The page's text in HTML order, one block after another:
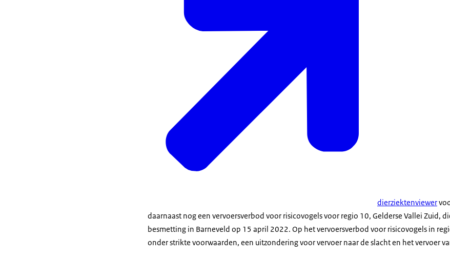
dierziektenviewer
daarnaast nog een vervoersverbod voor risicovogels voor regio 10, Gelderse Vallei Zuid,
besmetting in Barneveld op 15 april 2022. Op het vervoersverbod voor risicovogels in
onder strikte voorwaarden, een uitzondering voor vervoer naar de slacht en het vervoer